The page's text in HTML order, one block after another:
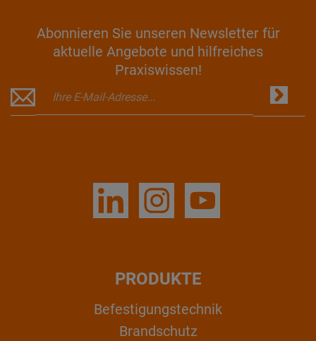
Abonnieren Sie unseren Newsletter für
aktuelle Angebote und hilfreiches
Praxiswissen!
PRODUKTE
Befestigungstechnik
Brandschutz